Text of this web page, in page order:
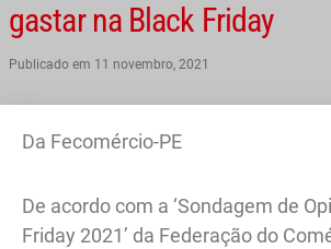
gastar na Black Friday
Publicado em 11 novembro, 2021
Da Fecomércio-PE
De acordo com a ‘Sondagem de
Friday 2021’ da Federação do